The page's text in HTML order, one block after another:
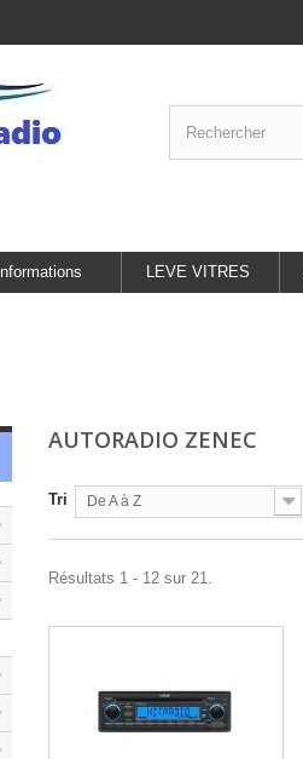
Informations LEVE VITRES
AUTORADIO ZENEC
Tri De A à Z
Résultats 1 - 12 sur 21.